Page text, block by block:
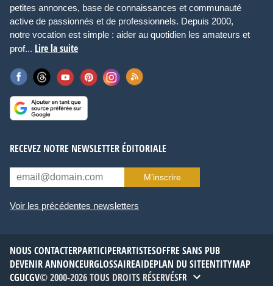
petites annonces, base de connaissances et communauté
active de passionnés et de professionnels. Depuis 2000,
notre vocation est simple : aider au quotidien les amateurs et
prof... Lire la suite
RECEVEZ NOTRE NEWSLETTER ÉDITORIALE
M’inscrire
Voir les précédentes newsletters
NOUS CONTACTERPARTICIPERARTISTESOFFRE SANS PUB
DEVENIR ANNONCEURGLOSSAIREAIDEPLAN DU SITEENTITYMAP
CGUCGV© 2000-2026 TOUS DROITS RÉSERVÉSFR